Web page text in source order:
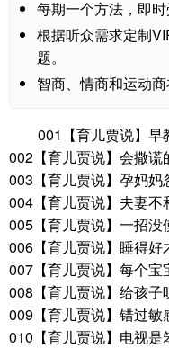
每期一个方法，即时
根据听众需求定制
题。
智商、情商和运动
001【育儿贾说】早
002【育儿贾说】会撒谎
003【育儿贾说】孕妈妈
004【育儿贾说】夫妻不
005【育儿贾说】一招没
006【育儿贾说】睡得好
007【育儿贾说】每个宝
008【育儿贾说】给孩子
009【育儿贾说】错过敏
010【育儿贾说】电视是